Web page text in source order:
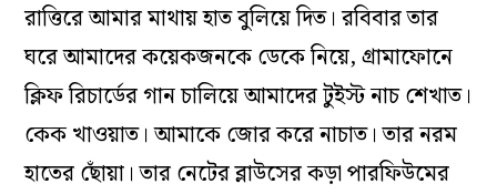
রাত্তিরে আমার মাথায় হাত বুলিয়ে দিত। রবিবার তার
ঘরে আমাদের কয়েকজনকে ডেকে নিয়ে, গ্রামাফোনে
ক্লিফ রিচার্ডের গান চালিয়ে আমাদের টুইস্ট নাচ শেখাত।
কেক খাওয়াত। আমাকে জোর করে নাচাত। তার নরম
হাতের ছোঁয়া। তার নেটের ব্লাউসের কড়া পারফিউমের